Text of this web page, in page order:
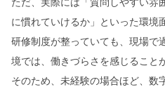
に慣れていけるか」といった環境
研修制度が整っていても、現場で
境では、働きづらさを感じること
そのため、未経験の場合ほど、数